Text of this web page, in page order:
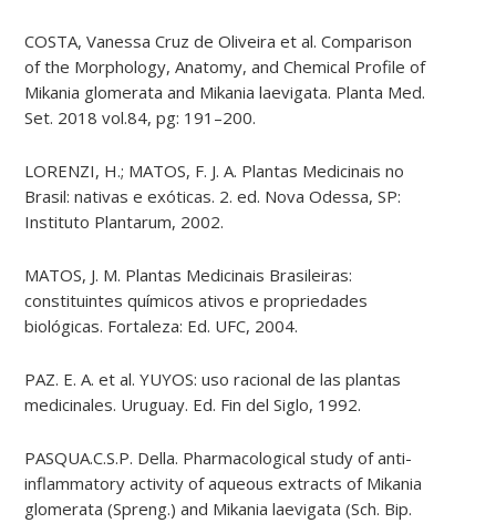
COSTA, Vanessa Cruz de Oliveira et al. Comparison
of the Morphology, Anatomy, and Chemical Profile of
Mikania glomerata and Mikania laevigata. Planta Med.
Set. 2018 vol.84, pg: 191–200.
LORENZI, H.; MATOS, F. J. A. Plantas Medicinais no
Brasil: nativas e exóticas. 2. ed. Nova Odessa, SP:
Instituto Plantarum, 2002.
MATOS, J. M. Plantas Medicinais Brasileiras:
constituintes químicos ativos e propriedades
biológicas. Fortaleza: Ed. UFC, 2004.
PAZ. E. A. et al. YUYOS: uso racional de las plantas
medicinales. Uruguay. Ed. Fin del Siglo, 1992.
PASQUA.C.S.P. Della. Pharmacological study of anti-
inflammatory activity of aqueous extracts of Mikania
glomerata (Spreng.) and Mikania laevigata (Sch. Bip.